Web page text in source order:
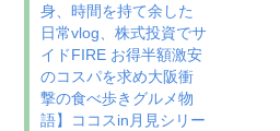
身、時間を持て余した
日常vlog、株式投資でサ
イドFIRE お得半額激安
のコスパを求め大阪衝
撃の食べ歩きグルメ物
語】ココスin月見シリー